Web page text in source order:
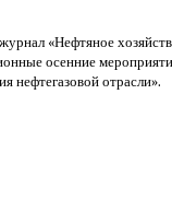
«Нефтяное
осенние
нефтегазовой отрасли».